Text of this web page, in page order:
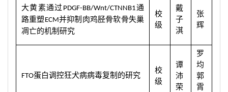
大黄素通过 PDGF-BB/Wnt/CTNNB1通
路重塑 ECM并抑制肉鸡胫骨软骨失巢
凋亡的机制研究
校
级
戴
子
淇
张
辉
FTO蛋白调控狂犬病病毒复制的研究
校
级
谭
沛
荣
罗
均
郭
霄